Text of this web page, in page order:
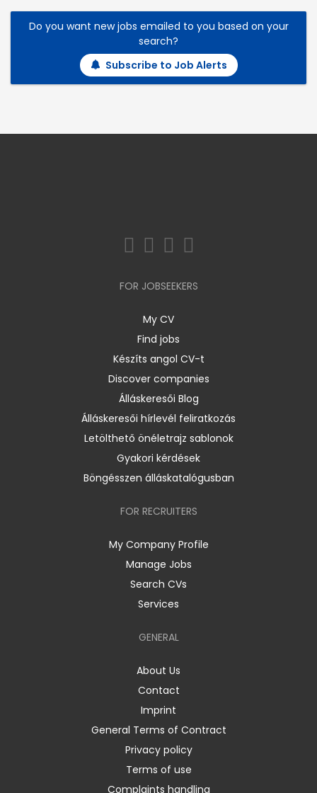
Do you want new jobs emailed to you based on your
search?
Subscribe to Job Alerts
FOR JOBSEEKERS
My CV
Find jobs
Készíts angol CV-t
Discover companies
Álláskeresői Blog
Álláskeresői hírlevél feliratkozás
Letölthető önéletrajz sablonok
Gyakori kérdések
Böngésszen álláskatalógusban
FOR RECRUITERS
My Company Profile
Manage Jobs
Search CVs
Services
GENERAL
About Us
Contact
Imprint
General Terms of Contract
Privacy policy
Terms of use
Complaints handling